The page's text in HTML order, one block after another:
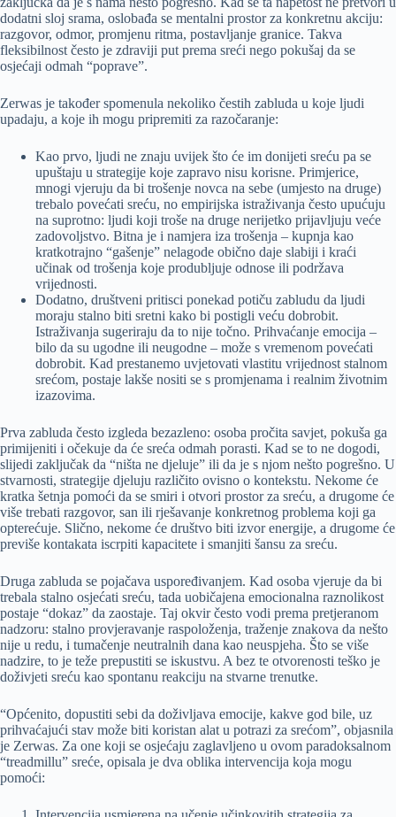
dodatni sloj srama, oslobađa se mentalni prostor za konkretnu akciju:
razgovor, odmor, promjenu ritma, postavljanje granice. Takva
fleksibilnost često je zdraviji put prema sreći nego pokušaj da se
osjećaji odmah “poprave”.
Zerwas je također spomenula nekoliko čestih zabluda u koje ljudi
upadaju, a koje ih mogu pripremiti za razočaranje:
Kao prvo, ljudi ne znaju uvijek što će im donijeti sreću pa se
upuštaju u strategije koje zapravo nisu korisne. Primjerice,
mnogi vjeruju da bi trošenje novca na sebe (umjesto na druge)
trebalo povećati sreću, no empirijska istraživanja često upućuju
na suprotno: ljudi koji troše na druge nerijetko prijavljuju veće
zadovoljstvo. Bitna je i namjera iza trošenja – kupnja kao
kratkotrajno “gašenje” nelagode obično daje slabiji i kraći
učinak od trošenja koje produbljuje odnose ili podržava
vrijednosti.
Dodatno, društveni pritisci ponekad potiču zabludu da ljudi
moraju stalno biti sretni kako bi postigli veću dobrobit.
Istraživanja sugeriraju da to nije točno. Prihvaćanje emocija –
bilo da su ugodne ili neugodne – može s vremenom povećati
dobrobit. Kad prestanemo uvjetovati vlastitu vrijednost stalnom
srećom, postaje lakše nositi se s promjenama i realnim životnim
izazovima.
Prva zabluda često izgleda bezazleno: osoba pročita savjet, pokuša ga
primijeniti i očekuje da će sreća odmah porasti. Kad se to ne dogodi,
slijedi zaključak da “ništa ne djeluje” ili da je s njom nešto pogrešno. U
stvarnosti, strategije djeluju različito ovisno o kontekstu. Nekome će
kratka šetnja pomoći da se smiri i otvori prostor za sreću, a drugome će
više trebati razgovor, san ili rješavanje konkretnog problema koji ga
opterećuje. Slično, nekome će društvo biti izvor energije, a drugome će
previše kontakata iscrpiti kapacitete i smanjiti šansu za sreću.
Druga zabluda se pojačava uspoređivanjem. Kad osoba vjeruje da bi
trebala stalno osjećati sreću, tada uobičajena emocionalna raznolikost
postaje “dokaz” da zaostaje. Taj okvir često vodi prema pretjeranom
nadzoru: stalno provjeravanje raspoloženja, traženje znakova da nešto
nije u redu, i tumačenje neutralnih dana kao neuspjeha. Što se više
nadzire, to je teže prepustiti se iskustvu. A bez te otvorenosti teško je
doživjeti sreću kao spontanu reakciju na stvarne trenutke.
“Općenito, dopustiti sebi da doživljava emocije, kakve god bile, uz
prihvaćajući stav može biti koristan alat u potrazi za srećom”, objasnila
je Zerwas. Za one koji se osjećaju zaglavljeno u ovom paradoksalnom
“treadmillu” sreće, opisala je dva oblika intervencija koja mogu
pomoći: